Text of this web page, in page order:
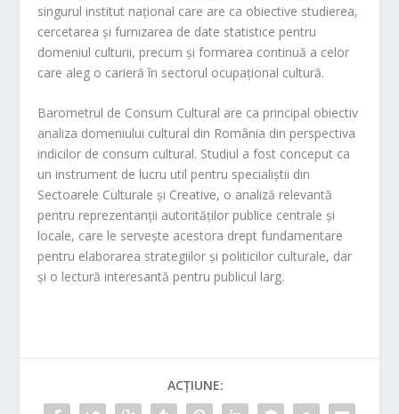
singurul institut național care are ca obiective studierea,
cercetarea și furnizarea de date statistice pentru
domeniul culturii, precum și formarea continuă a celor
care aleg o carieră în sectorul ocupațional cultură.
Barometrul de Consum Cultural are ca principal obiectiv
analiza domeniului cultural din România din perspectiva
indicilor de consum cultural. Studiul a fost conceput ca
un instrument de lucru util pentru specialiștii din
Sectoarele Culturale și Creative, o analiză relevantă
pentru reprezentanții autorităților publice centrale și
locale, care le servește acestora drept fundamentare
pentru elaborarea strategiilor și politicilor culturale, dar
și o lectură interesantă pentru publicul larg.
ACȚIUNE: